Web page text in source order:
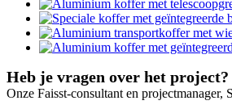
Heb je vragen over het project?
Onze Faisst-consultant en